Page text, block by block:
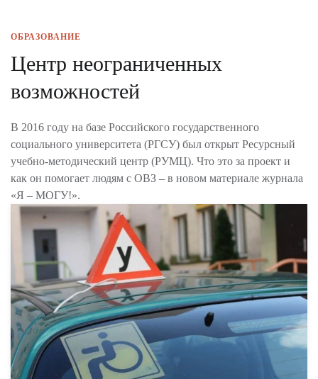
ОБРАЗОВАНИЕ
Центр неограниченных
возможностей
В 2016 году на базе Российского государственного
социального университета (РГСУ) был открыт Ресурсный
учебно-методический центр (РУМЦ). Что это за проект и
как он помогает людям с ОВЗ – в новом материале журнала
«Я – МОГУ!».